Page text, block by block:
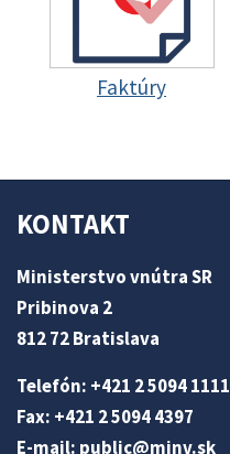
Faktúry
KONTAKT
Ministerstvo vnútra SR
Pribinova 2
812 72 Bratislava
Telefón: +421 2 5094 1111
Fax: +421 2 5094 4397
E-mail: public@minv.sk